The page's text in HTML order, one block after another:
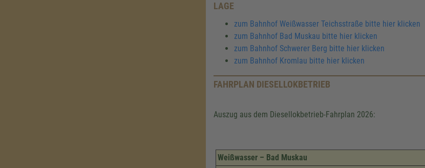
LAGE
zum Bahnhof Weißwasser Teichsstraße bitte hier klicken
zum Bahnhof Bad Muskau bitte hier klicken
zum Bahnhof Schwerer Berg bitte hier klicken
zum Bahnhof Kromlau bitte hier klicken
FAHRPLAN DIESELLOKBETRIEB
Auszug aus dem Diesellokbetrieb-Fahrplan 2026:
Weißwasser – Bad Muskau